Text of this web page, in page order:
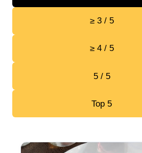
≥ 3 / 5
≥ 4 / 5
5 / 5
Top 5